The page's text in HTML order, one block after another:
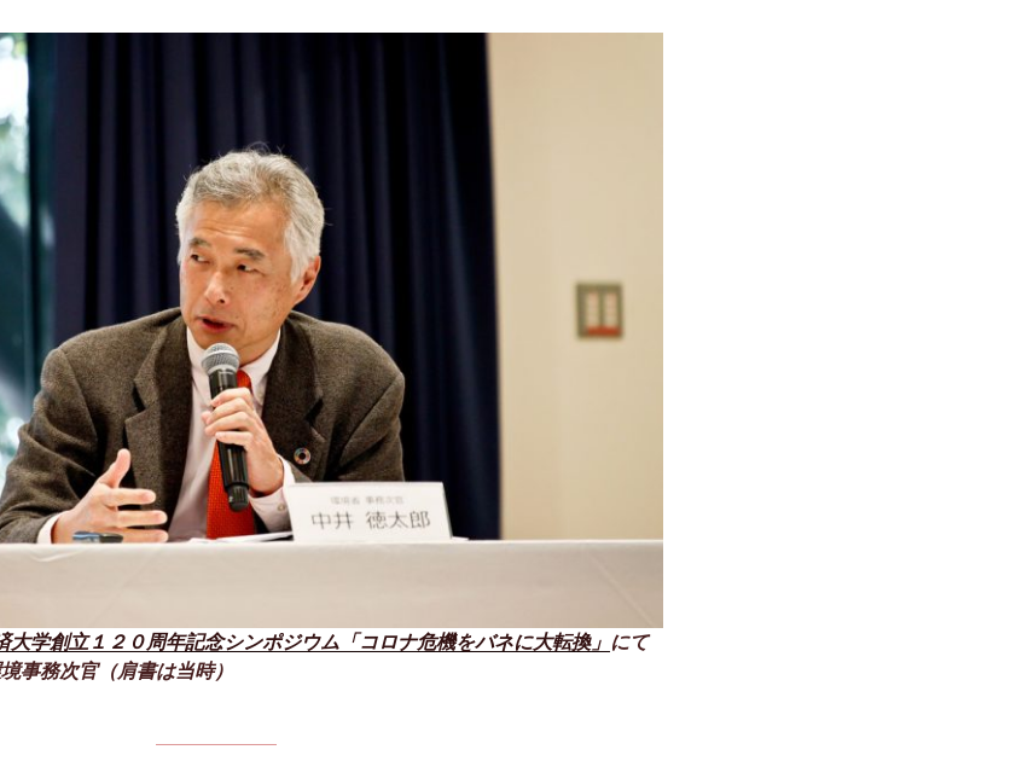
大学創立１２０周年記念シンポジウム「コロナ危機をバネに大転換」 にて
事務次官（肩書は当時）